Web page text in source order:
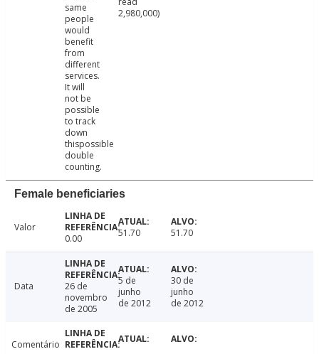
same
people
would
benefit
from
different
services.
It will
not be
possible
to track
down
thispossible
double
counting.
2,980,000)
Female beneficiaries
Valor
0.00
51.70 51.70
Data
26 de
novembro
de 2005
5 de
junho
de 2012
30 de
junho
de 2012
Comentário